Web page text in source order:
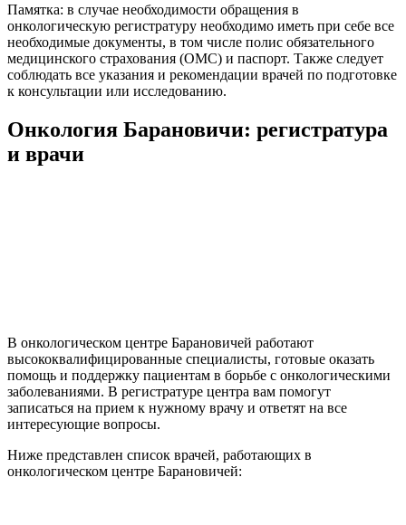
Памятка: в случае необходимости обращения в
онкологическую регистратуру необходимо иметь при себе все
необходимые документы, в том числе полис обязательного
медицинского страхования (ОМС) и паспорт. Также следует
соблюдать все указания и рекомендации врачей по подготовке
к консультации или исследованию.
Онкология Барановичи: регистратура
и врачи
В онкологическом центре Барановичей работают
высококвалифицированные специалисты, готовые оказать
помощь и поддержку пациентам в борьбе с онкологическими
заболеваниями. В регистратуре центра вам помогут
записаться на прием к нужному врачу и ответят на все
интересующие вопросы.
Ниже представлен список врачей, работающих в
онкологическом центре Барановичей: